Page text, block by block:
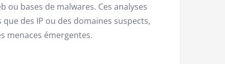
ou bases de malwares. Ces analyses
des IP ou des domaines suspects,
menaces émergentes.